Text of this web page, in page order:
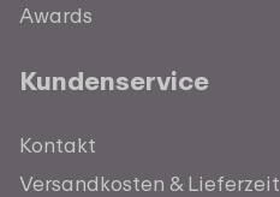
Awards
Kundenservice
Kontakt
Versandkosten & Lieferzeit